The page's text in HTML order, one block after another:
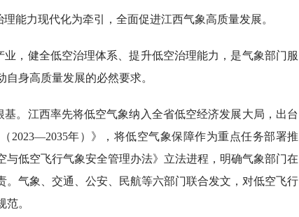
能力现代化为牵引，全面促进江西气象高质量发展。
，健全低空治理体系、提升低空治理能力，是气象部门服
身高质量发展的必然要求。
。江西率先将低空气象纳入全省低空经济发展大局，出台
2023—2035年）》，将低空气象保障作为重点任务部署推
与低空飞行气象安全管理办法》立法进程，明确气象部门在
。气象、交通、公安、民航等六部门联合发文，对低空飞行
。